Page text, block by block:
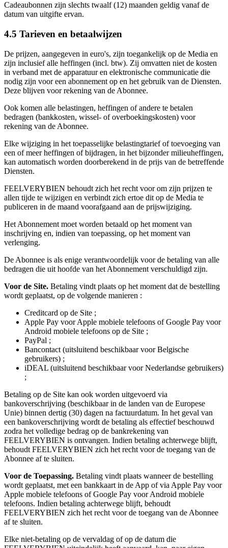
Cadeaubonnen zijn slechts twaalf (12) maanden geldig vanaf de
datum van uitgifte ervan.
4.5 Tarieven en betaalwijzen
De prijzen, aangegeven in euro's, zijn toegankelijk op de Media en
zijn inclusief alle heffingen (incl. btw). Zij omvatten niet de kosten
in verband met de apparatuur en elektronische communicatie die
nodig zijn voor een abonnement op en het gebruik van de Diensten.
Deze blijven voor rekening van de Abonnee.
Ook komen alle belastingen, heffingen of andere te betalen
bedragen (bankkosten, wissel- of overboekingskosten) voor
rekening van de Abonnee.
Elke wijziging in het toepasselijke belastingtarief of toevoeging van
een of meer heffingen of bijdragen, in het bijzonder milieuheffingen,
kan automatisch worden doorberekend in de prijs van de betreffende
Diensten.
FEELVERYBIEN behoudt zich het recht voor om zijn prijzen te
allen tijde te wijzigen en verbindt zich ertoe dit op de Media te
publiceren in de maand voorafgaand aan de prijswijziging.
Het Abonnement moet worden betaald op het moment van
inschrijving en, indien van toepassing, op het moment van
verlenging.
De Abonnee is als enige verantwoordelijk voor de betaling van alle
bedragen die uit hoofde van het Abonnement verschuldigd zijn.
Voor de Site. Betaling vindt plaats op het moment dat de bestelling
wordt geplaatst, op de volgende manieren :
Creditcard op de Site ;
Apple Pay voor Apple mobiele telefoons of Google Pay voor
Android mobiele telefoons op de Site ;
PayPal ;
Bancontact (uitsluitend beschikbaar voor Belgische
gebruikers) ;
iDEAL (uitsluitend beschikbaar voor Nederlandse gebruikers)
;
Betaling op de Site kan ook worden uitgevoerd via
bankoverschrijving (beschikbaar in de landen van de Europese
Unie) binnen dertig (30) dagen na factuurdatum. In het geval van
een bankoverschrijving wordt de betaling als effectief beschouwd
zodra het volledige bedrag op de bankrekening van
FEELVERYBIEN is ontvangen. Indien betaling achterwege blijft,
behoudt FEELVERYBIEN zich het recht voor de toegang van de
Abonnee af te sluiten.
Voor de Toepassing. Betaling vindt plaats wanneer de bestelling
wordt geplaatst, met een bankkaart in de App of via Apple Pay voor
Apple mobiele telefoons of Google Pay voor Android mobiele
telefoons. Indien betaling achterwege blijft, behoudt
FEELVERYBIEN zich het recht voor de toegang van de Abonnee
af te sluiten.
Elke niet-betaling op de vervaldag of op de datum die